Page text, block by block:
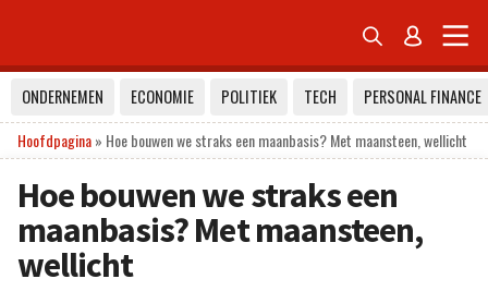
 
ONDERNEMEN ECONOMIE POLITIEK TECH
PERSONAL FINANCE
Hoofdpagina» Hoe bouwen we straks een maanbasis? Met maansteen, wellicht
Hoe bouwen we straks een
maanbasis? Met maansteen,
wellicht